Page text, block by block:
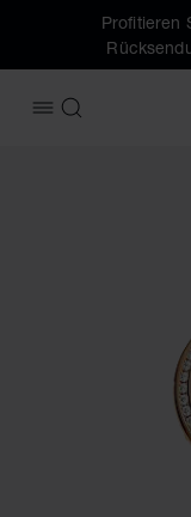
Profitieren
MENÜ ÖFFNEN
SUCHEN